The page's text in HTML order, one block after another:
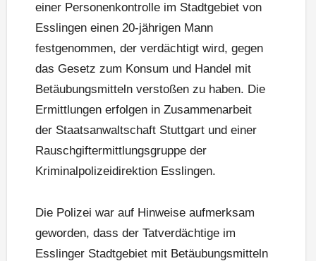
einer Personenkontrolle im Stadtgebiet von
Esslingen einen 20-jährigen Mann
festgenommen, der verdächtigt wird, gegen
das Gesetz zum Konsum und Handel mit
Betäubungsmitteln verstoßen zu haben. Die
Ermittlungen erfolgen in Zusammenarbeit
der Staatsanwaltschaft Stuttgart und einer
Rauschgiftermittlungsgruppe der
Kriminalpolizeidirektion Esslingen.
Die Polizei war auf Hinweise aufmerksam
geworden, dass der Tatverdächtige im
Esslinger Stadtgebiet mit Betäubungsmitteln